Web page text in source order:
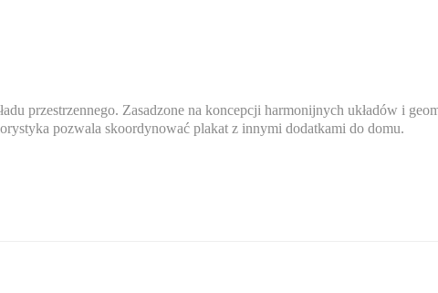
przestrzennego. Zasadzone na koncepcji harmonijnych układów i
pozwala skoordynować plakat z innymi dodatkami do domu.